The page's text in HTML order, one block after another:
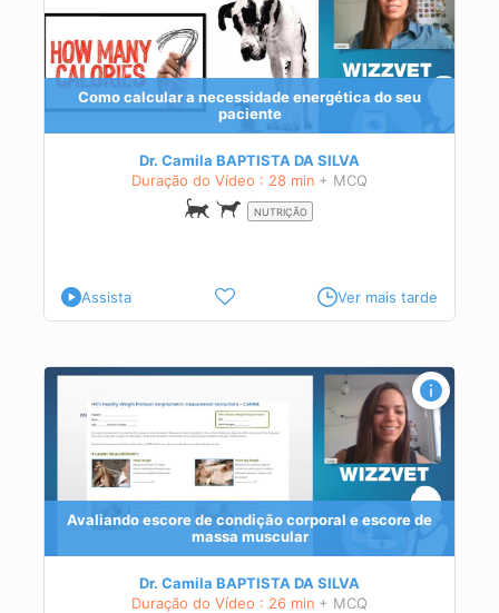
Como calcular a necessidade energética do seu
paciente
Dr. Camila BAPTISTA DA SILVA
Duração do Vídeo : 28 min + MCQ
NUTRIÇÃO
Assista Ver mais tarde
Avaliando escore de condição corporal e escore de
massa muscular
Dr. Camila BAPTISTA DA SILVA
Duração do Vídeo : 26 min + MCQ